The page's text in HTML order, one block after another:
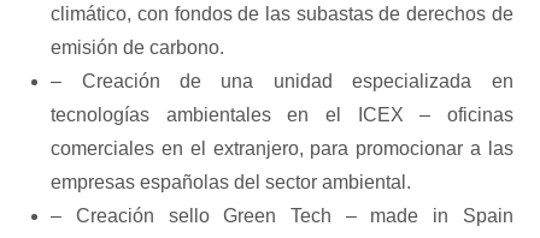
climático, con fondos de las subastas de derechos de
emisión de carbono.
– Creación de una unidad especializada en
tecnologías ambientales en el ICEX – oficinas
comerciales en el extranjero, para promocionar a las
empresas españolas del sector ambiental.
– Creación sello Green Tech – made in Spain